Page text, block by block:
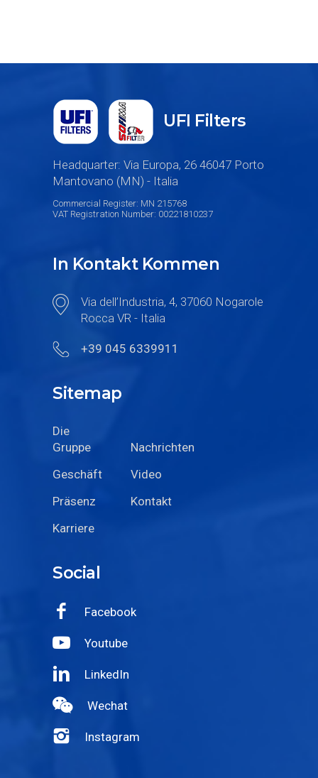
UFI Filters
Headquarter: Via Europa, 26 46047 Porto
Mantovano (MN) - Italia
Commercial Register: MN 215768
VAT Registration Number: 00221810237
In Kontakt Kommen
Via dell’Industria, 4, 37060 Nogarole
Rocca VR - Italia
+39 045 6339911
Sitemap
Die
Gruppe
Nachrichten
Geschäft
Video
Präsenz
Kontakt
Karriere
Social
Facebook
Youtube
LinkedIn
Wechat
Instagram